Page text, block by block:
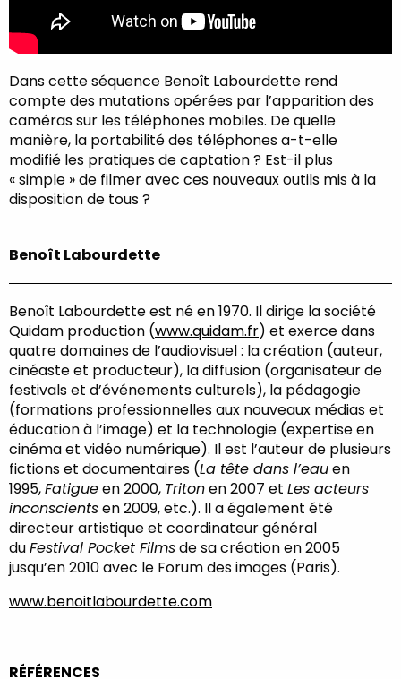
Dans cette séquence Benoît Labourdette rend
compte des mutations opérées par l’apparition des
caméras sur les téléphones mobiles. De quelle
manière, la portabilité des téléphones a-t-elle
modifié les pratiques de captation ? Est-il plus
« simple » de filmer avec ces nouveaux outils mis à la
disposition de tous ?
Benoît Labourdette
Benoît Labourdette est né en 1970. Il dirige la société
Quidam production (www.quidam.fr) et exerce dans
quatre domaines de l’audiovisuel : la création (auteur,
cinéaste et producteur), la diffusion (organisateur de
festivals et d’événements culturels), la pédagogie
(formations professionnelles aux nouveaux médias et
éducation à l’image) et la technologie (expertise en
cinéma et vidéo numérique). Il est l’auteur de plusieurs
fictions et documentaires (La tête dans l’eauen
1995,Fatigueen 2000, Tritonen 2007 et Les acteurs
inconscientsen 2009, etc.). Il a également été
directeur artistique et coordinateur général
duFestival Pocket Filmsde sa création en 2005
jusqu’en 2010 avec le Forum des images (Paris).
www.benoitlabourdette.com
RÉFÉRENCES